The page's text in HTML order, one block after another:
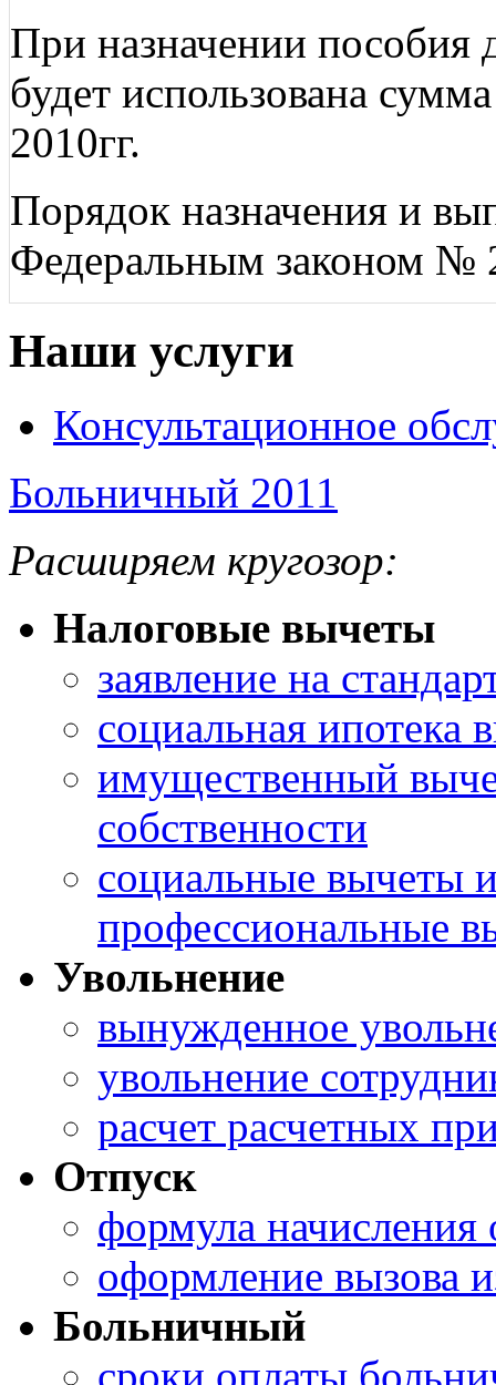
При назначении пособия
будет использована
2010гг.
Порядок назначения и
Федеральным законом №
Наши услуги
Консультационное
Больничный 2011
Расширяем кругозор:
Налоговые вычеты
заявление на
социальная ипотека
имущественный
собственности
социальные вычеты
профессиональные
Увольнение
вынужденное
увольнение
расчет расчетных
Отпуск
формула начисления
оформление вызова
Больничный
сроки оплаты